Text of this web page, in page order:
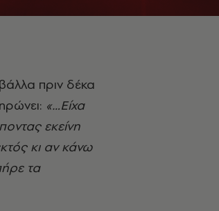
πριν δέκα
«…Είχα
εκείνη
κι αν κάνω
τα